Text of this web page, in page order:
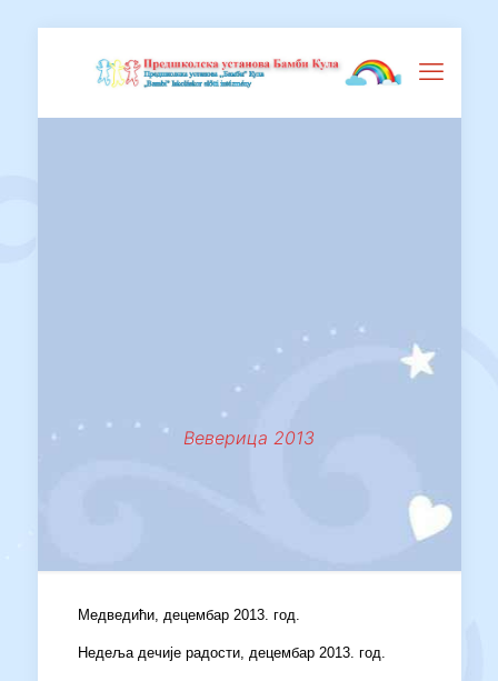
Веверица 2013
Медведићи, децембар 2013. год.
Недеља дечије радости, децембар 2013. год.